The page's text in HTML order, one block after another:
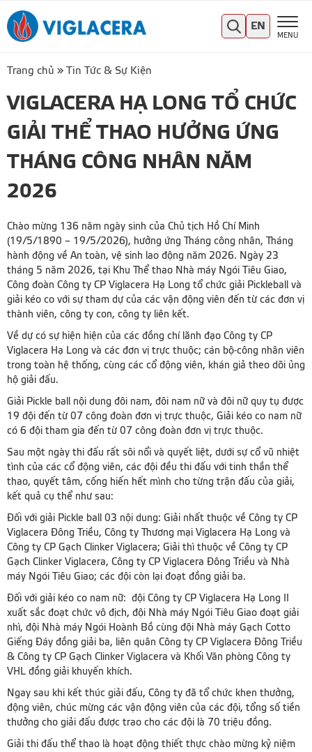
MENU
EN
Trang chủ » Tin Tức & Sự Kiện
VIGLACERA HẠ LONG TỔ CHỨC
GIẢI THỂ THAO HƯỞNG ỨNG
THÁNG CÔNG NHÂN NĂM
2026
Chào mừng 136 năm ngày sinh của Chủ tịch Hồ Chí Minh
(19/5/1890 – 19/5/2026), hưởng ứng Tháng công nhân, Tháng
hành động về An toàn, vệ sinh lao động năm 2026. Ngày 23
tháng 5 năm 2026, tại Khu Thể thao Nhà máy Ngói Tiêu Giao,
Công đoàn Công ty CP Viglacera Hạ Long tổ chức giải Pickleball và
giải kéo co với sự tham dự của các vận động viên đến từ các đơn vị
thành viên, công ty con, công ty liên kết.
Về dự có sự hiện hiện của các đồng chí lãnh đạo Công ty CP
Viglacera Hạ Long và các đơn vị trực thuộc; cán bộ-công nhân viên
trong toàn hệ thống, cùng các cổ động viên, khán giả theo dõi ủng
hộ giải đấu.
Giải Pickle ball nội dung đôi nam, đôi nam nữ và đôi nữ quy tụ được
19 đội đến từ 07 công đoàn đơn vị trực thuộc, Giải kéo co nam nữ
có 6 đội tham gia đến từ 07 công đoàn đơn vị trực thuộc.
Sau một ngày thi đấu rất sôi nổi và quyết liệt, dưới sự cổ vũ nhiệt
tình của các cổ động viên, các đội đều thi đấu với tinh thần thể
thao, quyết tâm, cống hiến hết mình cho từng trận đấu của giải,
kết quả cụ thể như sau:
Đối với giải Pickle ball 03 nội dung: Giải nhất thuộc về Công ty CP
Viglacera Đông Triều, Công ty Thương mại Viglacera Hạ Long và
Công ty CP Gạch Clinker Viglacera; Giải thì thuộc về Công ty CP
Gạch Clinker Viglacera, Công ty CP Viglacera Đông Triều và Nhà
máy Ngói Tiêu Giao; các đội còn lại đoạt đồng giải ba.
Đối với giải kéo co nam nữ: đội Công ty CP Viglacera Hạ Long II
xuất sắc đoạt chức vô địch, đội Nhà máy Ngói Tiêu Giao đoạt giải
nhì, đội Nhà máy Ngói Hoành Bồ cùng đội Nhà máy Gạch Cotto
Giếng Đáy đồng giải ba, liên quân Công ty CP Viglacera Đông Triều
& Công ty CP Gạch Clinker Viglacera và Khối Văn phòng Công ty
VHL đồng giải khuyến khích.
Ngay sau khi kết thúc giải đấu, Công ty đã tổ chức khen thưởng,
động viên, chúc mừng các vận động viên của các đội, tổng số tiền
thưởng cho giải đấu được trao cho các đội là 70 triệu đồng.
Giải thi đấu thể thao là hoạt động thiết thực chào mừng kỷ niệm